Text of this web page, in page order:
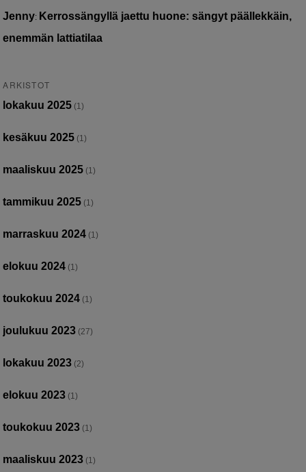
Jenny: Kerrossängyllä jaettu huone: sängyt päällekkäin,
enemmän lattiatilaa
ARKISTOT
lokakuu 2025 (1)
kesäkuu 2025 (1)
maaliskuu 2025 (1)
tammikuu 2025 (1)
marraskuu 2024 (1)
elokuu 2024 (1)
toukokuu 2024 (1)
joulukuu 2023 (27)
lokakuu 2023 (2)
elokuu 2023 (1)
toukokuu 2023 (1)
maaliskuu 2023 (1)